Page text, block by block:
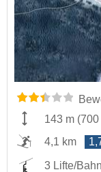
143 m (700
4,1 km
3 Lifte/